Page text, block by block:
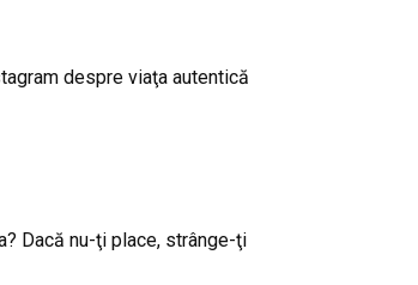
despre viaţa autentică
Dacă nu-ţi place, strânge-ţi